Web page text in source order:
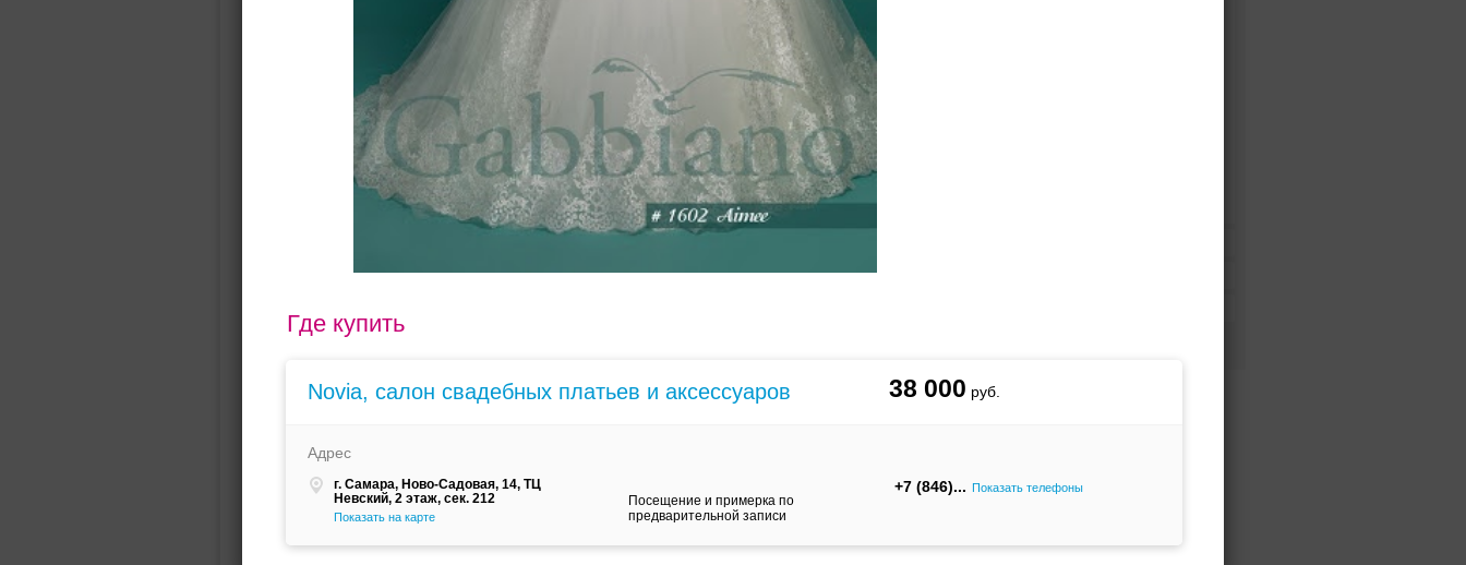
Где купить
Novia, салон свадебных платьев и аксессуаров 38 000
Адрес
г. Самара, Ново-Садовая, 14, ТЦ
Невский, 2 этаж, сек. 212
Показать на карте
Посещение и примерка по
предварительной записи
+7 (846) Показать телефоны
Прямое Принцесса Бальное
Мини (короткое) Со шлейфом